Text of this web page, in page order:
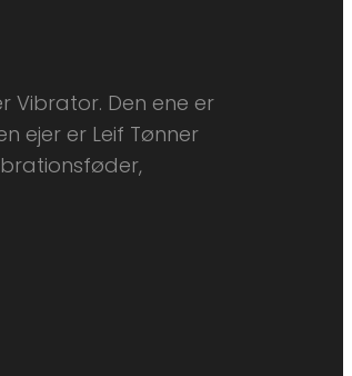
Vibrator. Den ene er
ejer er Leif Tønner